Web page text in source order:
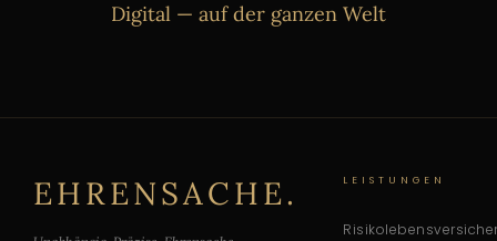
Digital — auf der ganzen Welt
EHRENSACHE. LEISTUNGEN